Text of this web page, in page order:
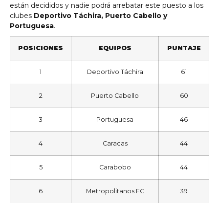
están decididos y nadie podrá arrebatar este puesto a los
clubes Deportivo Táchira, Puerto Cabello y
Portuguesa.
POSICIONES EQUIPOS PUNTAJE
1 Deportivo Táchira 61
2 Puerto Cabello 60
3 Portuguesa 46
4 Caracas 44
5 Carabobo 44
6 Metropolitanos FC 39